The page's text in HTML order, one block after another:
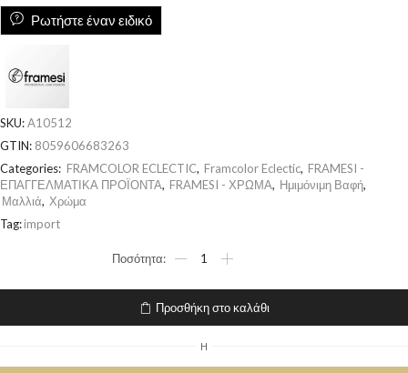
Ρωτήστε έναν ειδικό
SKU:A10512
GTIN: 8059606683263
Categories: FRAMCOLOR ECLECTIC, Framcolor Eclectic, FRAMESI -
ΕΠΑΓΓΕΛΜΑΤΙΚΑ ΠΡΟΪΟΝΤΑ, FRAMESI - ΧΡΩΜΑ, Ημιμόνιμη Βαφή,
Μαλλιά, Χρώμα
Tag:import
Προσθήκη στο καλάθι
H